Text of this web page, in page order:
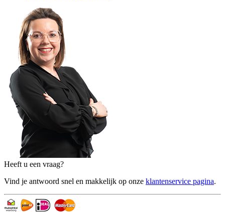
Heeft u een vraag?
Vind je antwoord snel en makkelijk op onze klantenservice pagina.